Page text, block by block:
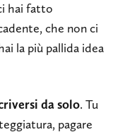
hai fatto
che non ci
la più pallida idea
da solo. Tu
pagare